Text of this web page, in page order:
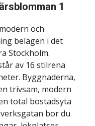
1
och
belägen i det
Stockholm.
av 16 stilrena
Byggnaderna,
trivsam, modern
total bostadsyta
bor du